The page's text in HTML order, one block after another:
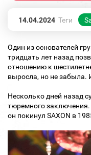
14.04.2024 Теги
Один из основателей
тридцать лет назад
отношению к
выросла, но не забыла.
Несколько дней назад
тюремного заключения.
он покинул SAXON в